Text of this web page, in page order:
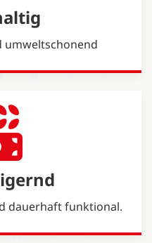
umweltschonend
dauerhaft funktional.